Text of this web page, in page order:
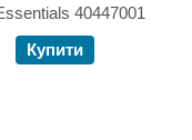
40447001
Купити